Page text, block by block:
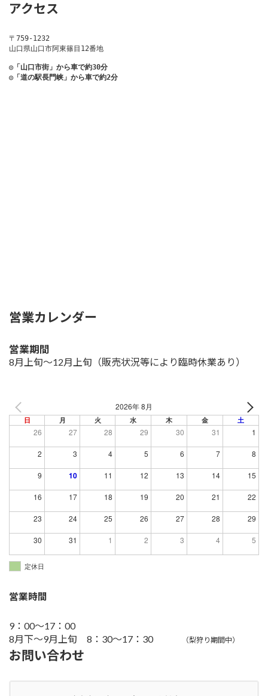
アクセス
〒759-1232
山口県山口市阿東篠目12番地
◎「山口市街」から車で約30分
◎「道の駅長門峡」から車で約2分
営業カレンダー
営業期間
8月上旬～12月上旬 （販売状況等により臨時休業あり）
2026年 8月
日 月 火 水 木 金 土
26 27 28 29 30 31 1
2 3 4 5 6 7 8
9 10 11 12 13 14 15
16 17 18 19 20 21 22
23 24 25 26 27 28 29
30 31 1 2 3 4 5
定休日
営業時間
9：00～17：00
8月下～9月上旬 8：30～17：30（梨狩り期間中）
お問い合わせ